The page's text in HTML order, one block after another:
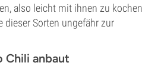
also leicht mit ihnen zu kochen
dieser Sorten ungefähr zur
Chili anbaut